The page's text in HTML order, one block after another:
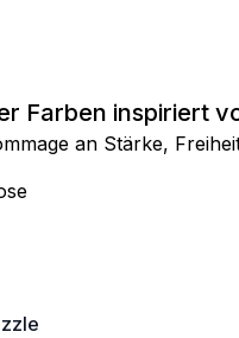
Farben inspiriert
an Stärke,